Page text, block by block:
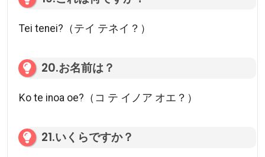
Tei tenei?（テイ テネイ？）
20.お名前は？
Ko te inoa oe?（コ テ イノア オエ？）
21.いくらですか？